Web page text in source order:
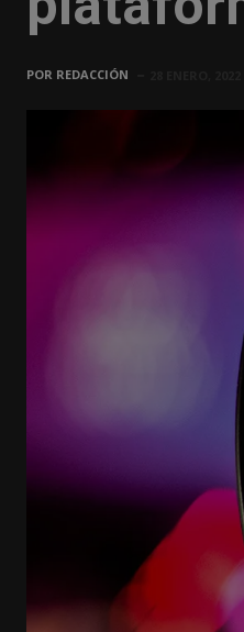
POR REDACCIÓN